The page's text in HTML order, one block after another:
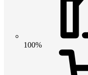
100%